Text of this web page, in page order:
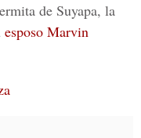
de Suyapa, la
esposo Marvin